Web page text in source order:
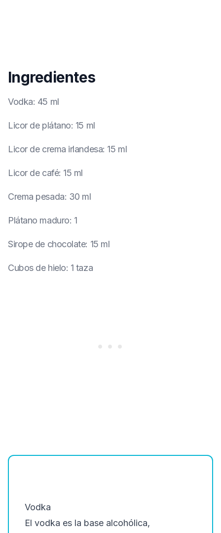
Ingredientes
Vodka: 45 ml
Licor de plátano: 15 ml
Licor de crema irlandesa: 15 ml
Licor de café: 15 ml
Crema pesada: 30 ml
Plátano maduro: 1
Sirope de chocolate: 15 ml
Cubos de hielo: 1 taza
Vodka
El vodka es la base alcohólica,